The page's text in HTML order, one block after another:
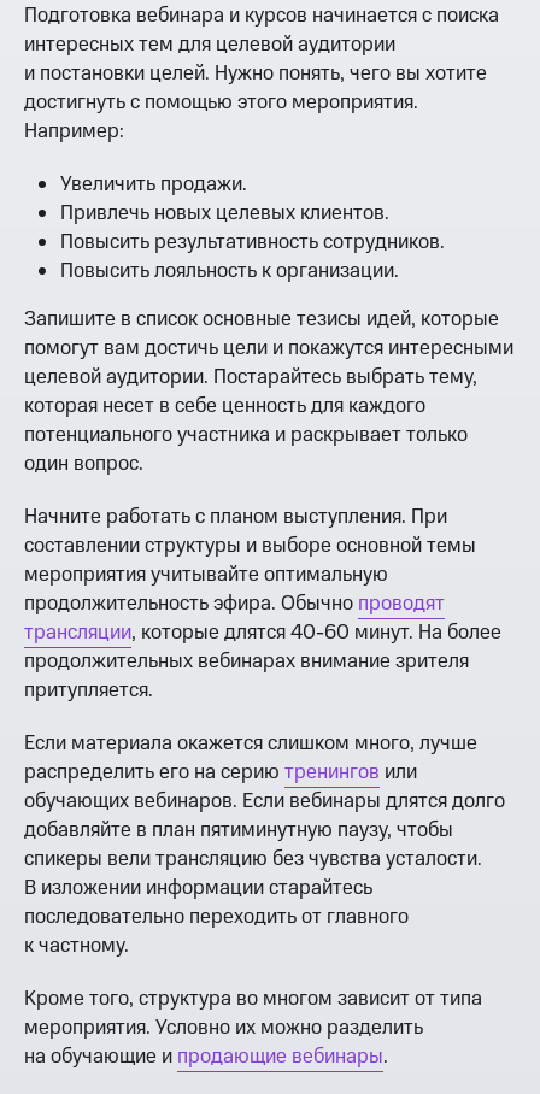
Подготовка вебинара и курсов начинается с поиска
интересных тем для целевой аудитории
и постановки целей. Нужно понять, чего вы хотите
достигнуть с помощью этого мероприятия.
Например:
Увеличить продажи.
Привлечь новых целевых клиентов.
Повысить результативность сотрудников.
Повысить лояльность к организации.
Запишите в список основные тезисы идей, которые
помогут вам достичь цели и покажутся интересными
целевой аудитории. Постарайтесь выбрать тему,
которая несет в себе ценность для каждого
потенциального участника и раскрывает только
один вопрос.
Начните работать с планом выступления. При
составлении структуры и выборе основной темы
мероприятия учитывайте оптимальную
продолжительность эфира. Обычно проводят
трансляции, которые длятся 40-60 минут. На более
продолжительных вебинарах внимание зрителя
притупляется.
Если материала окажется слишком много, лучше
распределить его на серию тренингов или
обучающих вебинаров. Если вебинары длятся долго
добавляйте в план пятиминутную паузу, чтобы
спикеры вели трансляцию без чувства усталости.
В изложении информации старайтесь
последовательно переходить от главного
к частному.
Кроме того, структура во многом зависит от типа
мероприятия. Условно их можно разделить
на обучающие и продающие вебинары.